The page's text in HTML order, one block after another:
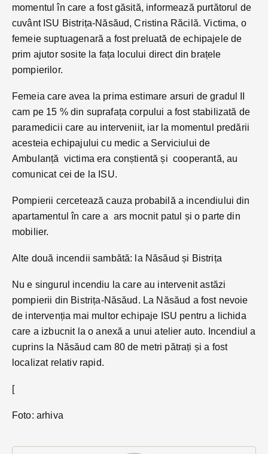
momentul în care a fost găsită, informează purtătorul de
cuvânt ISU Bistrița-Năsăud, Cristina Răcilă. Victima, o
femeie suptuagenară a fost preluată de echipajele de
prim ajutor sosite la fața locului direct din brațele
pompierilor.
Femeia care avea la prima estimare arsuri de gradul II
cam pe 15 % din suprafața corpului a fost stabilizată de
paramedicii care au interveniit, iar la momentul predării
acesteia echipajului cu medic a Serviciului de
Ambulanță victima era conștientă și cooperantă, au
comunicat cei de la ISU.
Pompierii cercetează cauza probabilă a incendiului din
apartamentul în care a ars mocnit patul și o parte din
mobilier.
Alte două incendii sambătă: la Năsăud și Bistrița
Nu e singurul incendiu la care au intervenit astăzi
pompierii din Bistrița-Năsăud. La Năsăud a fost nevoie
de intervenția mai multor echipaje ISU pentru a lichida
care a izbucnit la o anexă a unui atelier auto. Incendiul a
cuprins la Năsăud cam 80 de metri pătrați și a fost
localizat relativ rapid.
[
Foto: arhiva